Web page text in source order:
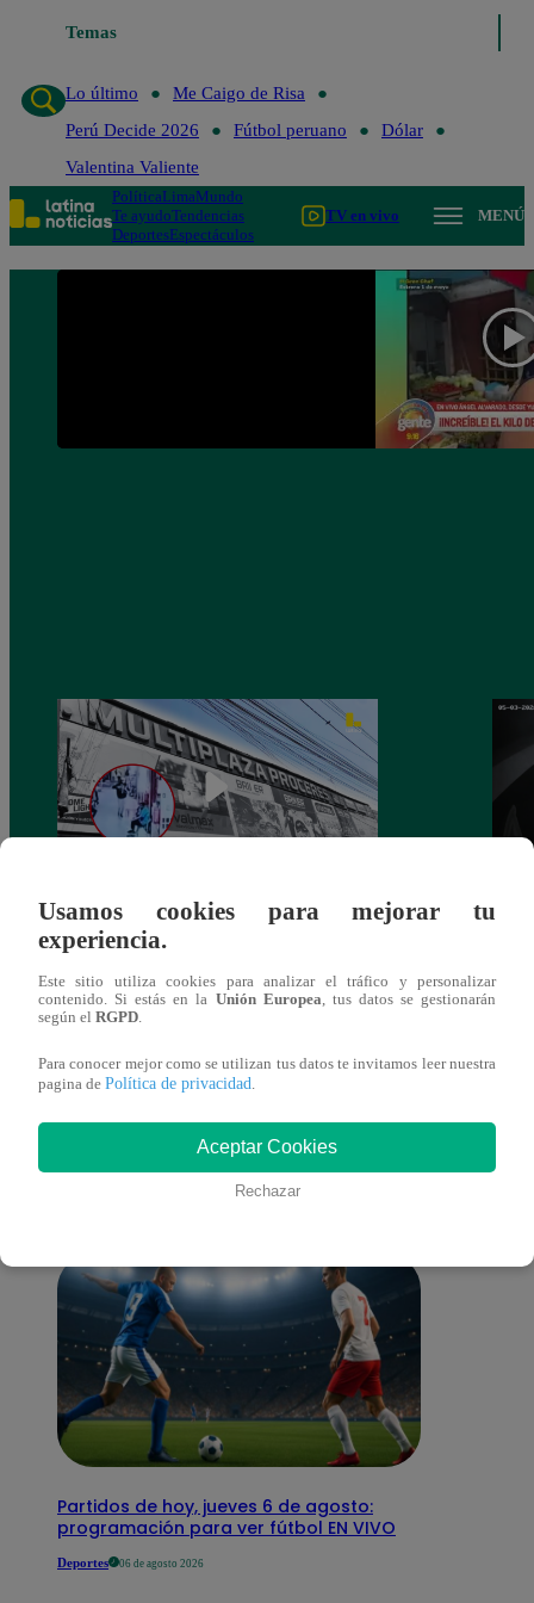
Temas
Lo último
Me Caigo de Risa
Perú Decide 2026
Fútbol peruano
Dólar
Valentina Valiente
PolíticaLimaMundo
Te ayudoTendencias
DeportesEspectáculos
TV en vivo MENÚ
Asesinan a comerciante ferretero dentro de
galería en San Juan de Lurigancho
También te puede
interesar
Partidos de hoy, jueves 6 de agosto:
programación para ver fútbol EN VIVO
Deportes 06 de agosto 2026
Usamos cookies para mejorar tu
experiencia.
Este sitio utiliza cookies para analizar el tráfico y personalizar
contenido. Si estás en la Unión Europea , tus datos se gestionarán
según el RGPD
Para conocer mejor como se utilizan tus datos te invitamos leer nuestra
pagina de Política de privacidad
Aceptar Cookies
Rechazar